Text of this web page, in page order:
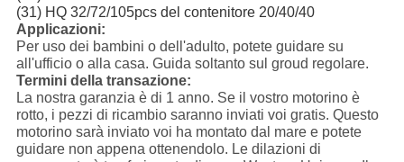
(31) HQ 32/72/105pcs del contenitore 20/40/40
Applicazioni:
Per uso dei bambini o dell'adulto, potete guidare su
all'ufficio o alla casa. Guida soltanto sul groud regolare.
Termini della transazione:
La nostra garanzia è di 1 anno. Se il vostro motorino è
rotto, i pezzi di ricambio saranno inviati voi gratis. Questo
motorino sarà inviato voi ha montato dal mare e potete
guidare non appena ottenendolo. Le dilazioni di